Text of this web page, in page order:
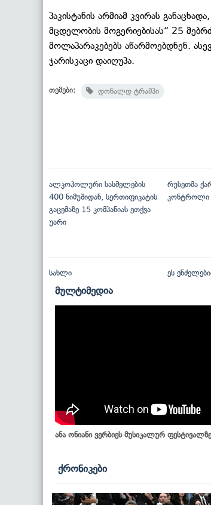
პაკისტანის არმიამ კვირას
მცდელობის მოგერიებისას“ 25
მოლაპარაკებებს აწარმოებდნენ.
ჯარისკაცი დაიღუპა.
თემები: დონალდ ტრამპი
ალკოჰოლური სასმელების
400 ნიმუშიდან, სერთიფიკატის
გაცემაზე 15 კომპანიას ეთქვა
უარი
რუსეთმა
კონტროლი
სახლი ეს
მულტიმედია
ანა ონიანი ვერბიეს მუსიკალურ ფესტივალზე
ქრონიკები